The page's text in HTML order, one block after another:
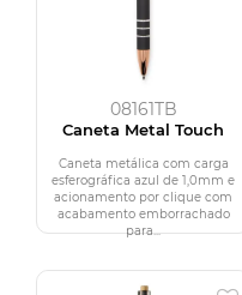
08161TB
Caneta Metal Touch
Caneta metálica com carga
esferográfica azul de 1,0mm e
acionamento por clique com
acabamento emborrachado
para...